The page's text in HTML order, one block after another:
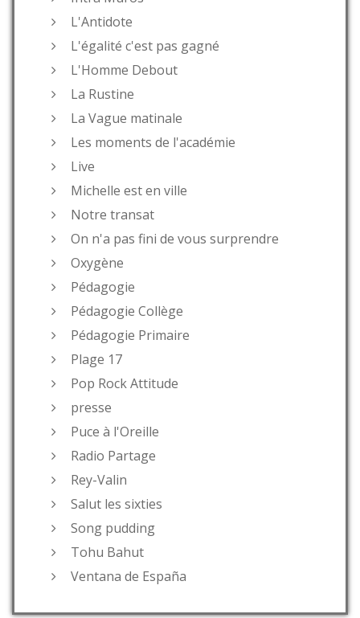
L'Antidote
L'égalité c'est pas gagné
L'Homme Debout
La Rustine
La Vague matinale
Les moments de l'académie
Live
Michelle est en ville
Notre transat
On n'a pas fini de vous surprendre
Oxygène
Pédagogie
Pédagogie Collège
Pédagogie Primaire
Plage 17
Pop Rock Attitude
presse
Puce à l'Oreille
Radio Partage
Rey-Valin
Salut les sixties
Song pudding
Tohu Bahut
Ventana de España